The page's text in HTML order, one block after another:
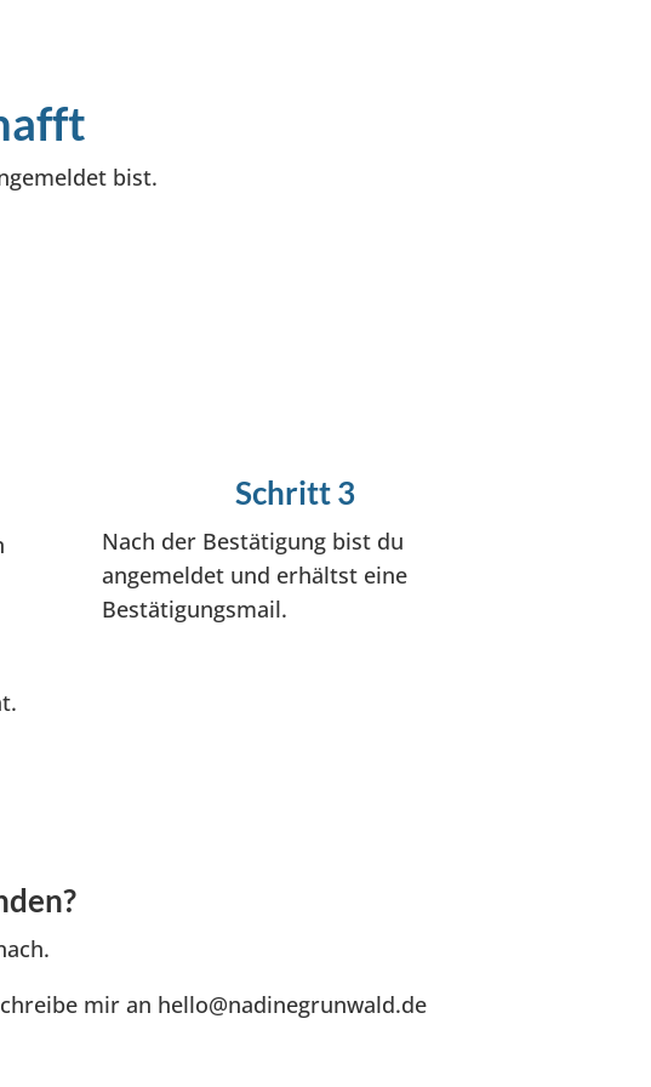
bist.
Schritt 3
Nach der Bestätigung bist du
angemeldet und erhältst eine
Bestätigungsmail.
mir an hello@nadinegrunwald.de